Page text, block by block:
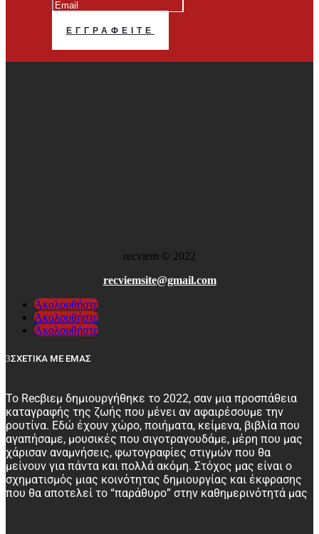
ΕΓΓΡΑΦΕΊΤΕ
recviem © 2022
recviemsite@gmail.com
Ακολουθήστε
Ακολουθήστε
Ακολουθήστε
ΣΧΕΤΙΚΑ ΜΕ ΕΜΑΣ
Το Recβιεμ δημιουργήθηκε το 2022, σαν μια προσπάθεια
καταγραφής της ζωής που μένει αν αφαιρέσουμε την
ρουτίνα. Εδώ έχουν χώρο, ποιήματα, κείμενα, βιβλία που
αγαπήσαμε, μουσικές που σιγοτραγουδάμε, μέρη που μας
χάρισαν αναμνήσεις, φωτογραφίες στιγμών που θα
μείνουν για πάντα και πολλά ακόμη. Στόχος μας είναι ο
σχηματισμός μιας κοινότητας δημιουργίας και έκφρασης
που θα αποτελεί το “παράθυρο” στην καθημερινότητά μας